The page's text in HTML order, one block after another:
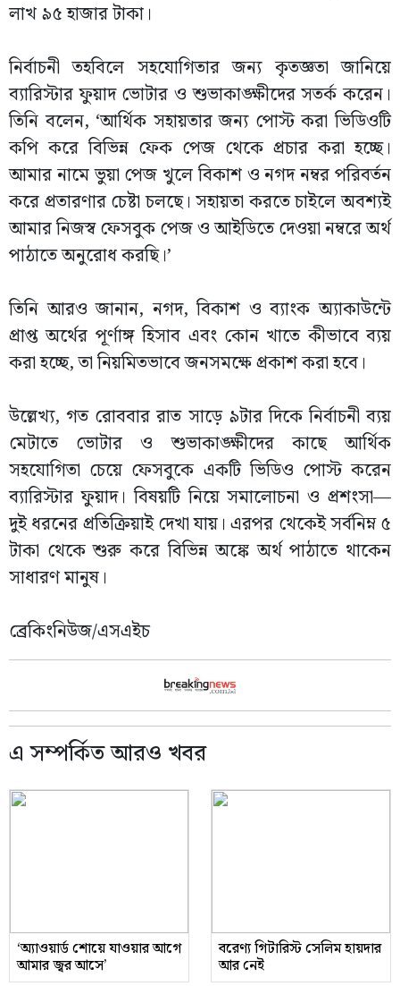
লাখ ৯৫ হাজার টাকা।
নির্বাচনী তহবিলে সহযোগিতার জন্য কৃতজ্ঞতা জানিয়ে
ব্যারিস্টার ফুয়াদ ভোটার ও শুভাকাঙ্ক্ষীদের সতর্ক করেন।
তিনি বলেন, ‘আর্থিক সহায়তার জন্য পোস্ট করা ভিডিওটি
কপি করে বিভিন্ন ফেক পেজ থেকে প্রচার করা হচ্ছে।
আমার নামে ভুয়া পেজ খুলে বিকাশ ও নগদ নম্বর পরিবর্তন
করে প্রতারণার চেষ্টা চলছে। সহায়তা করতে চাইলে অবশ্যই
আমার নিজস্ব ফেসবুক পেজ ও আইডিতে দেওয়া নম্বরে অর্থ
পাঠাতে অনুরোধ করছি।’
তিনি আরও জানান, নগদ, বিকাশ ও ব্যাংক অ্যাকাউন্টে
প্রাপ্ত অর্থের পূর্ণাঙ্গ হিসাব এবং কোন খাতে কীভাবে ব্যয়
করা হচ্ছে, তা নিয়মিতভাবে জনসমক্ষে প্রকাশ করা হবে।
উল্লেখ্য, গত রোববার রাত সাড়ে ৯টার দিকে নির্বাচনী ব্যয়
মেটাতে ভোটার ও শুভাকাঙ্ক্ষীদের কাছে আর্থিক
সহযোগিতা চেয়ে ফেসবুকে একটি ভিডিও পোস্ট করেন
ব্যারিস্টার ফুয়াদ। বিষয়টি নিয়ে সমালোচনা ও প্রশংসা—
দুই ধরনের প্রতিক্রিয়াই দেখা যায়। এরপর থেকেই সর্বনিম্ন ৫
টাকা থেকে শুরু করে বিভিন্ন অঙ্কে অর্থ পাঠাতে থাকেন
সাধারণ মানুষ।
ব্রেকিংনিউজ/এসএইচ
এ সম্পর্কিত আরও খবর
‘অ্যাওয়ার্ড শোয়ে যাওয়ার আগে
আমার জ্বর আসে’
বরেণ্য গিটারিস্ট সেলিম হায়দার
আর নেই